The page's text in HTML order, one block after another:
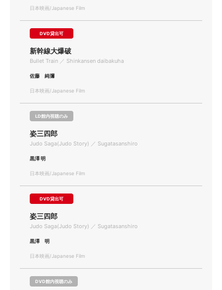
日本映画/Japanese Film
DVD貸出可
新幹線大爆破
Bullet Train ／ Shinkansen daibakuha
佐藤 純彌
日本映画/Japanese Film
LD館内視聴のみ
姿三四郎
Judo Saga(Judo Story) ／ Sugatasanshiro
黒澤 明
日本映画/Japanese Film
DVD貸出可
姿三四郎
Judo Saga(Judo Story) ／ Sugatasanshiro
黒澤 明
日本映画/Japanese Film
DVD館内視聴のみ